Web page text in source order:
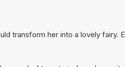
transform her into a lovely fairy.